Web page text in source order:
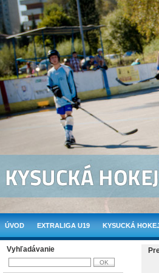
ÚVOD EXTRALIGA U19 KYSUCKÁ
Vyhľadávanie